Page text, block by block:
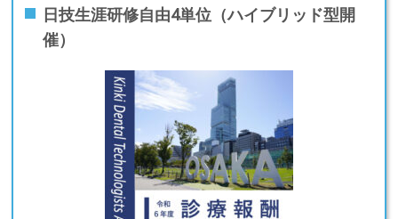
日技生涯研修自由4単位（ハイブリッド型開
催）